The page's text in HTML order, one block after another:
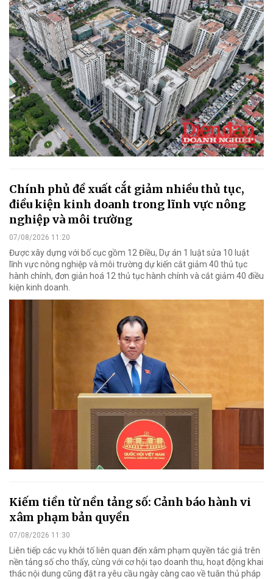
Chính phủ đề xuất cắt giảm nhiều thủ tục,
điều kiện kinh doanh trong lĩnh vực nông
nghiệp và môi trường
07/08/2026 11:20
Được xây dựng với bố cục gồm 12 Điều, Dự án 1 luật sửa 10 luật
lĩnh vực nông nghiệp và môi trường dự kiến cắt giảm 40 thủ tục
hành chính, đơn giản hoá 12 thủ tục hành chính và cắt giảm 40 điều
kiện kinh doanh.
Kiếm tiền từ nền tảng số: Cảnh báo hành vi
xâm phạm bản quyền
07/08/2026 11:30
Liên tiếp các vụ khởi tố liên quan đến xâm phạm quyền tác giả trên
nền tảng số cho thấy, cùng với cơ hội tạo doanh thu, hoạt động khai
thác nội dung cũng đặt ra yêu cầu ngày càng cao về tuân thủ pháp